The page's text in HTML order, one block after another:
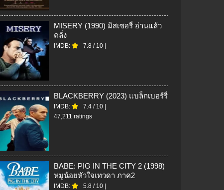
MISERY (1990) มิสเซอรี่ อ่านแล้ว
คลั่ง
IMDB: 7.8 / 10
BLACKBERRY (2023) แบล็กเบอร์รี่
IMDB: 7.4 / 10
47,211 ratings
BABE: PIG IN THE CITY 2 (1998)
หมูน้อยหัวใจเทวดา ภาค2
IMDB: 5.8 / 10